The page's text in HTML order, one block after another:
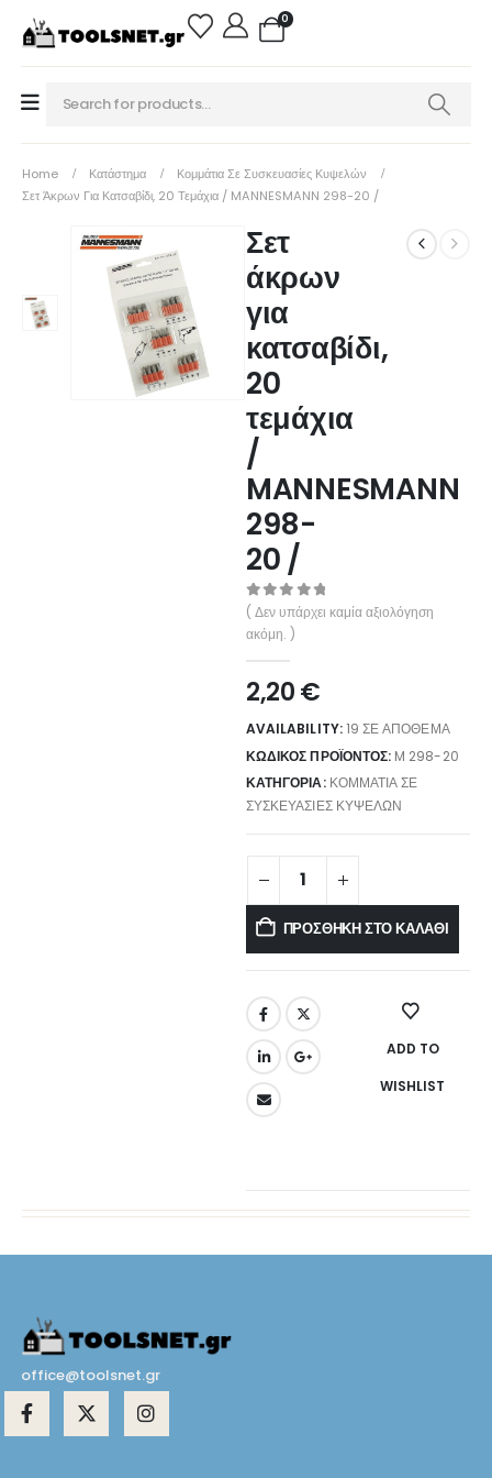
0
Home Κατάστημα
Κομμάτια Σε Συσκευασίες Κυψελών
Σετ Άκρων Για Κατσαβίδι, 20 Τεμάχια / MANNESMANN 298-20 /
Σετ
άκρων
για
κατσαβίδι,
20
τεμάχια
/
MANNESMANN
298-
20 /
0out of 5
( Δεν υπάρχει καμία αξιολόγηση
ακόμη. )
2,20€
AVAILABILITY:19 ΣΕ ΑΠΌΘΕΜΑ
ΚΩΔΙΚΌΣ ΠΡΟΪΌΝΤΟΣ: M 298-20
ΚΑΤΗΓΟΡΊΑ: ΚΟΜΜΆΤΙΑ ΣΕ
ΣΥΣΚΕΥΑΣΊΕΣ ΚΥΨΕΛΏΝ
ΠΡΟΣΘΉΚΗ ΣΤΟ ΚΑΛΆΘΙ
ADD TO
WISHLIST
office@toolsnet.gr